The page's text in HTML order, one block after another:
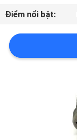
LIÊN
HỆ
VỚI
Điểm nổi bật: